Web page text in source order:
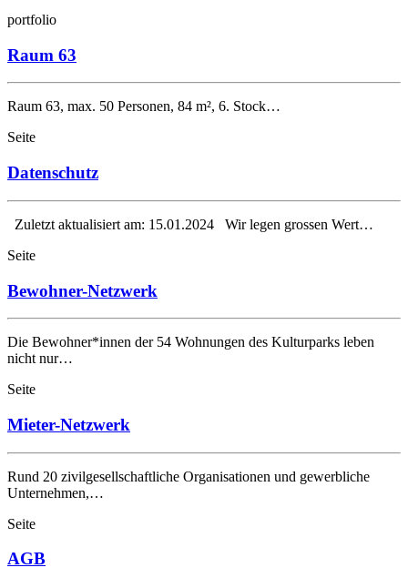
portfolio
Raum 63
Raum 63, max. 50 Personen, 84 m², 6. Stock…
Seite
Datenschutz
Zuletzt aktualisiert am: 15.01.2024 Wir legen grossen Wert…
Seite
Bewohner-Netzwerk
Die Bewohner*innen der 54 Wohnungen des Kulturparks leben
nicht nur…
Seite
Mieter-Netzwerk
Rund 20 zivilgesellschaftliche Organisationen und gewerbliche
Unternehmen,…
Seite
AGB